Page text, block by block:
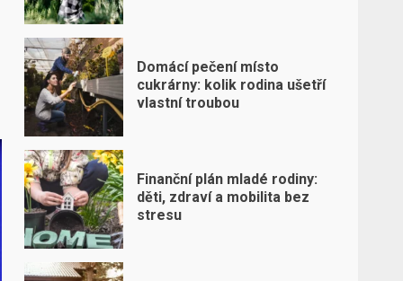
Domácí pečení místo
cukrárny: kolik rodina ušetří
vlastní troubou
Finanční plán mladé rodiny:
děti, zdraví a mobilita bez
stresu